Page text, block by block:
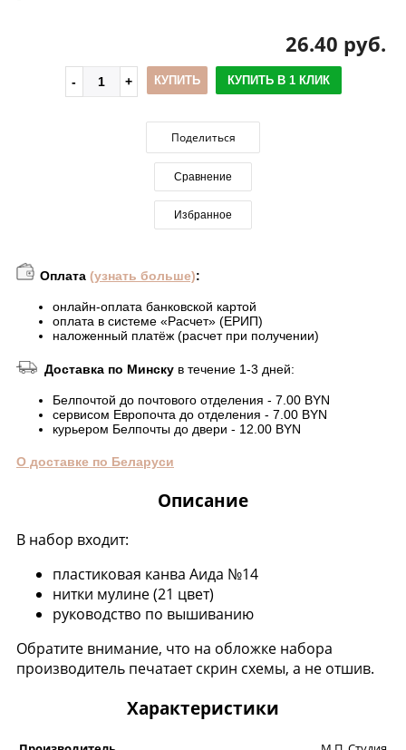
26.40 руб.
КУПИТЬ КУПИТЬ В 1 КЛИК
Поделиться
Сравнение
Избранное
Оплата (узнать больше):
онлайн-оплата банковской картой
оплата в системе «Расчет» (ЕРИП)
наложенный платёж (расчет при получении)
Доставка по Минску в течение 1-3 дней:
Белпочтой до почтового отделения - 7.00 BYN
сервисом Европочта до отделения - 7.00 BYN
курьером Белпочты до двери - 12.00 BYN
О доставке по Беларуси
Описание
В набор входит:
пластиковая канва Аида №14
нитки мулине (21 цвет)
руководство по вышиванию
Обратите внимание, что на обложке набора
производитель печатает скрин схемы, а не отшив.
Характеристики